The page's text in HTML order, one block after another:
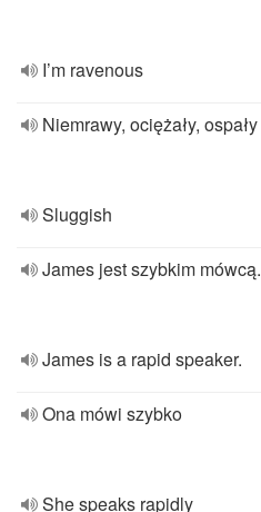
I’m ravenous
Niemrawy, ociężały, ospały
Sluggish
James jest szybkim mówcą.
James is a rapid speaker.
Ona mówi szybko
She speaks rapidly